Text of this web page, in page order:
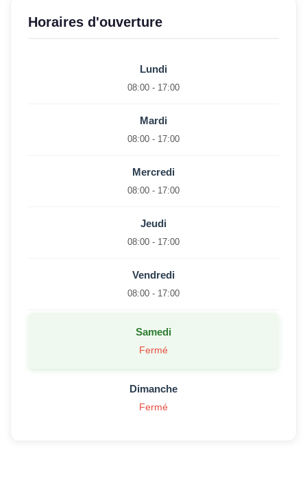
Horaires d'ouverture
Lundi
08:00 - 17:00
Mardi
08:00 - 17:00
Mercredi
08:00 - 17:00
Jeudi
08:00 - 17:00
Vendredi
08:00 - 17:00
Samedi
Fermé
Dimanche
Fermé